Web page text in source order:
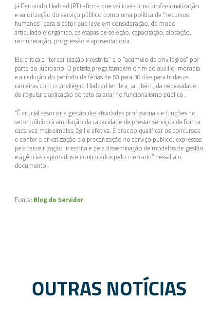
Já Fernando Haddad (PT) afirma que vai investir na profissionalização
e valorização do serviço público como uma política de “recursos
humanos” para o setor que leve em consideração, de modo
articulado e orgânico, as etapas de seleção, capacitação, alocação,
remuneração, progressão e aposentadoria.
Ele critica a “terceirização irrestrita” e o “acúmulo de privilégios” por
parte do Judiciário. O petista prega também o fim do auxílio-moradia
e a redução do período de férias de 60 para 30 dias para todas as
carreiras com o privilégio. Haddad lembra, também, da necessidade
de regular a aplicação do teto salarial no funcionalismo público.
“É crucial associar a gestão das atividades profissionais e funções no
setor público à ampliação da capacidade de prestar serviços de forma
cada vez mais simples, ágil e efetiva. É preciso qualificar os concursos
e conter a privatização e a precarização no serviço público, expressas
pela terceirização irrestrita e pela disseminação de modelos de gestão
e agências capturados e controlados pelo mercado”, ressalta o
documento.
Fonte: Blog do Servidor
OUTRAS NOTÍCIAS